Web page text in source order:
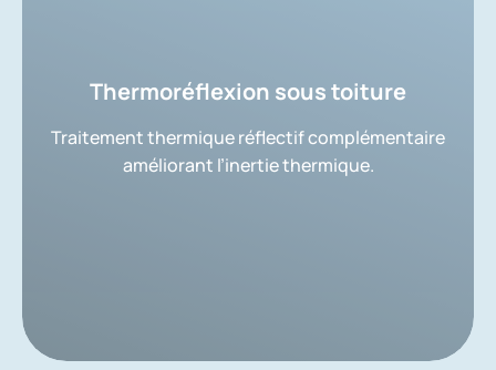
Thermoréflexion sous toiture
Traitement thermique réflectif complémentaire
améliorant l’inertie thermique.